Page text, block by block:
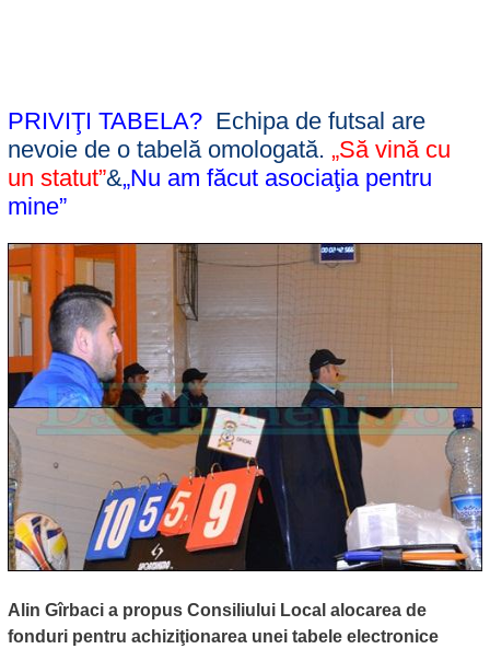
PRIVIŢI TABELA?Echipa de futsal are
nevoie de o tabelă omologată. „Să vină cu
un statut”&„Nu am făcut asociaţia pentru
mine”
Alin Gîrbaci a propus Consiliului Local alocarea de
fonduri pentru achiziţionarea unei tabele electronice